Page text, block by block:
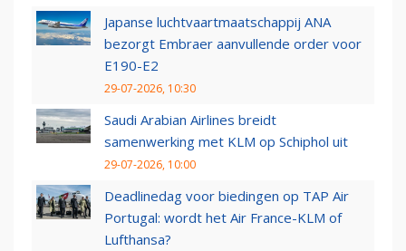
Japanse luchtvaartmaatschappij ANA
bezorgt Embraer aanvullende order voor
E190-E2
29-07-2026, 10:30
Saudi Arabian Airlines breidt
samenwerking met KLM op Schiphol uit
29-07-2026, 10:00
Deadlinedag voor biedingen op TAP Air
Portugal: wordt het Air France-KLM of
Lufthansa?